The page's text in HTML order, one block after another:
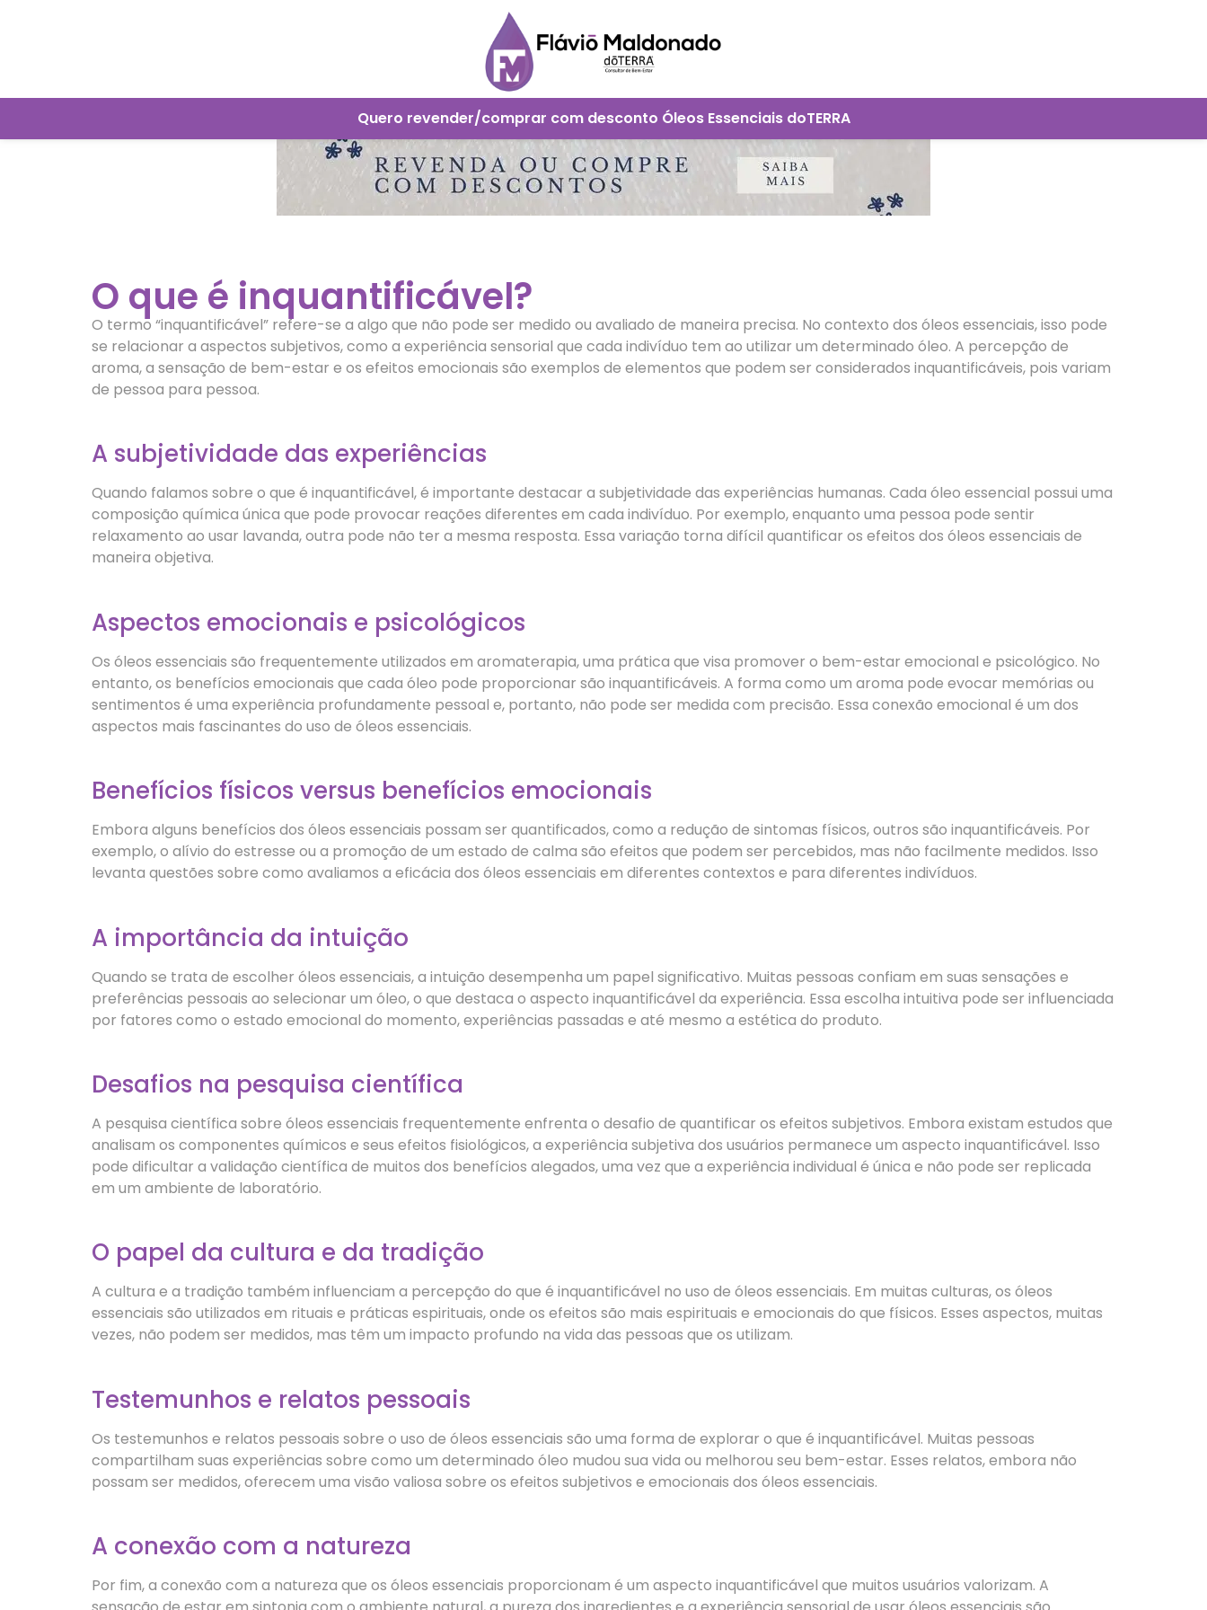
Quero revender/comprar com desconto Óleos Essenciais doTERRA
O que é inquantificável?
O termo “inquantificável” refere-se a algo que não pode ser medido ou avaliado de maneira precisa. No contexto dos óleos essenciais, isso pode
se relacionar a aspectos subjetivos, como a experiência sensorial que cada indivíduo tem ao utilizar um determinado óleo. A percepção de
aroma, a sensação de bem-estar e os efeitos emocionais são exemplos de elementos que podem ser considerados inquantificáveis, pois variam
de pessoa para pessoa.
A subjetividade das experiências
Quando falamos sobre o que é inquantificável, é importante destacar a subjetividade das experiências humanas. Cada óleo essencial possui uma
composição química única que pode provocar reações diferentes em cada indivíduo. Por exemplo, enquanto uma pessoa pode sentir
relaxamento ao usar lavanda, outra pode não ter a mesma resposta. Essa variação torna difícil quantificar os efeitos dos óleos essenciais de
maneira objetiva.
Aspectos emocionais e psicológicos
Os óleos essenciais são frequentemente utilizados em aromaterapia, uma prática que visa promover o bem-estar emocional e psicológico. No
entanto, os benefícios emocionais que cada óleo pode proporcionar são inquantificáveis. A forma como um aroma pode evocar memórias ou
sentimentos é uma experiência profundamente pessoal e, portanto, não pode ser medida com precisão. Essa conexão emocional é um dos
aspectos mais fascinantes do uso de óleos essenciais.
Benefícios físicos versus benefícios emocionais
Embora alguns benefícios dos óleos essenciais possam ser quantificados, como a redução de sintomas físicos, outros são inquantificáveis. Por
exemplo, o alívio do estresse ou a promoção de um estado de calma são efeitos que podem ser percebidos, mas não facilmente medidos. Isso
levanta questões sobre como avaliamos a eficácia dos óleos essenciais em diferentes contextos e para diferentes indivíduos.
A importância da intuição
Quando se trata de escolher óleos essenciais, a intuição desempenha um papel significativo. Muitas pessoas confiam em suas sensações e
preferências pessoais ao selecionar um óleo, o que destaca o aspecto inquantificável da experiência. Essa escolha intuitiva pode ser influenciada
por fatores como o estado emocional do momento, experiências passadas e até mesmo a estética do produto.
Desafios na pesquisa científica
A pesquisa científica sobre óleos essenciais frequentemente enfrenta o desafio de quantificar os efeitos subjetivos. Embora existam estudos que
analisam os componentes químicos e seus efeitos fisiológicos, a experiência subjetiva dos usuários permanece um aspecto inquantificável. Isso
pode dificultar a validação científica de muitos dos benefícios alegados, uma vez que a experiência individual é única e não pode ser replicada
em um ambiente de laboratório.
O papel da cultura e da tradição
A cultura e a tradição também influenciam a percepção do que é inquantificável no uso de óleos essenciais. Em muitas culturas, os óleos
essenciais são utilizados em rituais e práticas espirituais, onde os efeitos são mais espirituais e emocionais do que físicos. Esses aspectos, muitas
vezes, não podem ser medidos, mas têm um impacto profundo na vida das pessoas que os utilizam.
Testemunhos e relatos pessoais
Os testemunhos e relatos pessoais sobre o uso de óleos essenciais são uma forma de explorar o que é inquantificável. Muitas pessoas
compartilham suas experiências sobre como um determinado óleo mudou sua vida ou melhorou seu bem-estar. Esses relatos, embora não
possam ser medidos, oferecem uma visão valiosa sobre os efeitos subjetivos e emocionais dos óleos essenciais.
A conexão com a natureza
Por fim, a conexão com a natureza que os óleos essenciais proporcionam é um aspecto inquantificável que muitos usuários valorizam. A